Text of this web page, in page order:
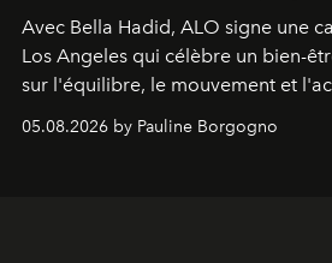
Avec Bella Hadid, ALO signe une
Los Angeles qui célèbre un bien-
sur l'équilibre, le mouvement et
05.08.2026 by Pauline Borgogno